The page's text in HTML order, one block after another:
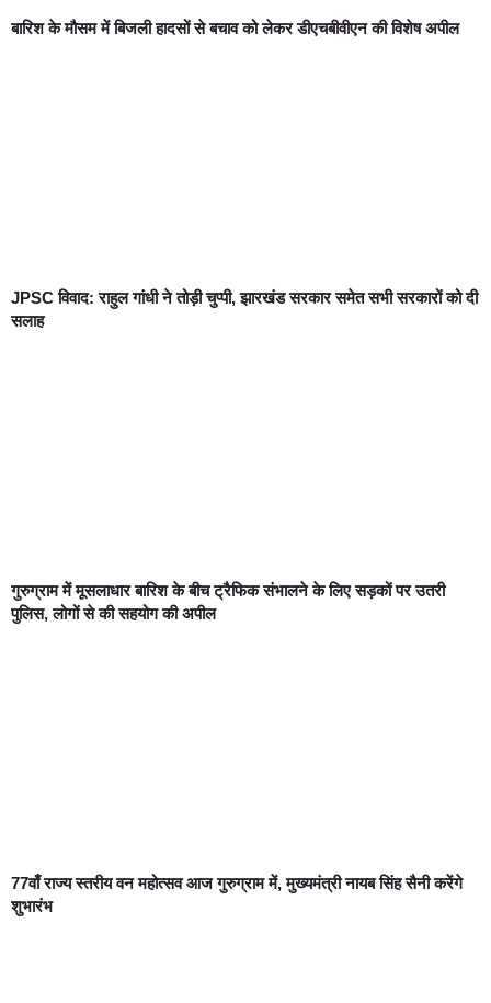
बारिश के मौसम में बिजली हादसों से बचाव को लेकर डीएचबीवीएन की विशेष अपील
JPSC विवाद: राहुल गांधी ने तोड़ी चुप्पी, झारखंड सरकार समेत सभी सरकारों को दी
सलाह
गुरुग्राम में मूसलाधार बारिश के बीच ट्रैफिक संभालने के लिए सड़कों पर उतरी
पुलिस, लोगों से की सहयोग की अपील
77वाँ राज्य स्तरीय वन महोत्सव आज गुरुग्राम में, मुख्यमंत्री नायब सिंह सैनी करेंगे
शुभारंभ